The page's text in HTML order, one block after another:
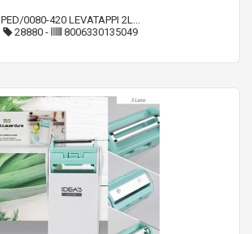
PED/0080-420 LEVATAPPI 2L...
28880 - 8006330135049